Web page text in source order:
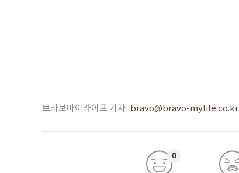
브라보마이라이프 기자 bravo@bravo-mylife.co.kr
0